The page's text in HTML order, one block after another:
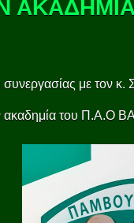
με τον κ.
ακαδημία του Π.Α.Ο